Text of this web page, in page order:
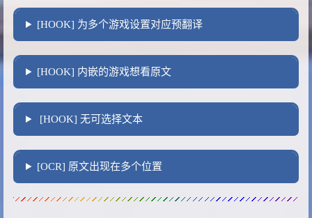
[HOOK] 为多个游戏设置对应预翻译
[HOOK] 内嵌的游戏想看原文
[HOOK] 无可选择文本
[OCR] 原文出现在多个位置